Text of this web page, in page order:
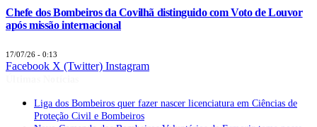
Chefe dos Bombeiros da Covilhã distinguido com Voto de Louvor
após missão internacional
17/07/26 - 0:13
Facebook X (Twitter) Instagram
Liga dos Bombeiros quer fazer nascer licenciatura em Ciências de
Proteção Civil e Bombeiros